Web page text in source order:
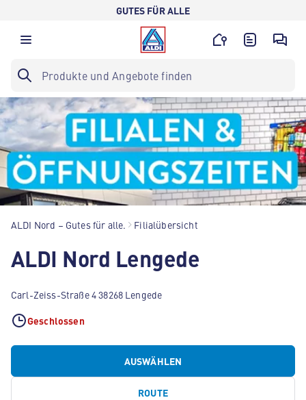
GUTES FÜR ALLE
ALDI Nord – Gutes für alle. Filialübersicht
ALDI Nord Lengede
Carl-Zeiss-Straße 4 38268 Lengede
Geschlossen
AUSWÄHLEN
ROUTE